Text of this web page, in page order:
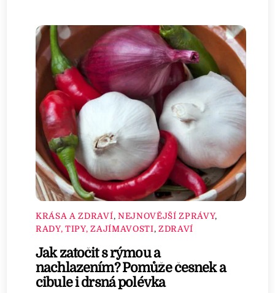
KRÁSA A ZDRAVÍ, NEJNOVĚJŠÍ ZPRÁVY,
RADY, TIPY, ZAJÍMAVOSTI, ZDRAVÍ
Jak zatočit s rýmou a
nachlazením? Pomůže česnek a
cibule i drsná polévka